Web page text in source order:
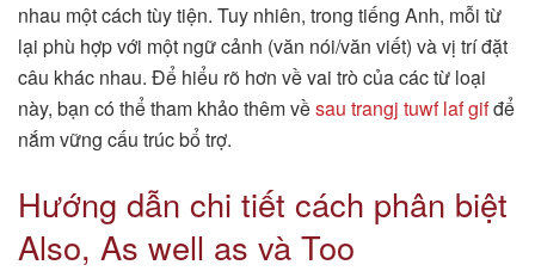
nhau một cách tùy tiện. Tuy nhiên, trong tiếng Anh, mỗi từ
lại phù hợp với một ngữ cảnh (văn nói/văn viết) và vị trí đặt
câu khác nhau. Để hiểu rõ hơn về vai trò của các từ loại
này, bạn có thể tham khảo thêm vềsau trangj tuwf laf gifđể
nắm vững cấu trúc bổ trợ.
Hướng dẫn chi tiết cách phân biệt
Also, As well as và Too